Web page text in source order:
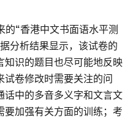
“香港中文书面语水平测
分析结果显示，该试卷的
知识的题目也尽可能地反映
试卷修改时需要关注的问
话中的多音多义字和文言文
加强有关方面的训练；考